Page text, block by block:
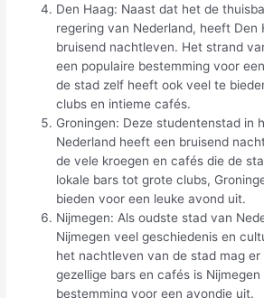
Den Haag: Naast dat het de
regering van Nederland, heeft Den
bruisend nachtleven. Het strand
een populaire bestemming voor
de stad zelf heeft ook veel te
clubs en intieme cafés.
Groningen: Deze studentenstad in
Nederland heeft een bruisend
de vele kroegen en cafés die de
lokale bars tot grote clubs,
bieden voor een leuke avond uit.
Nijmegen: Als oudste stad van
Nijmegen veel geschiedenis en
het nachtleven van de stad mag
gezellige bars en cafés is Nijmegen
bestemming voor een avondje uit.